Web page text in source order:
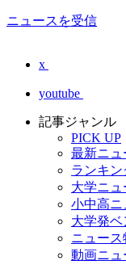
ニュースを受信
x
youtube
記事ジャンル
PICK UP
最新ニュ
ランキン
大学ニュ
小中高ニ
大学発ベ
ニュース
動画ニュ